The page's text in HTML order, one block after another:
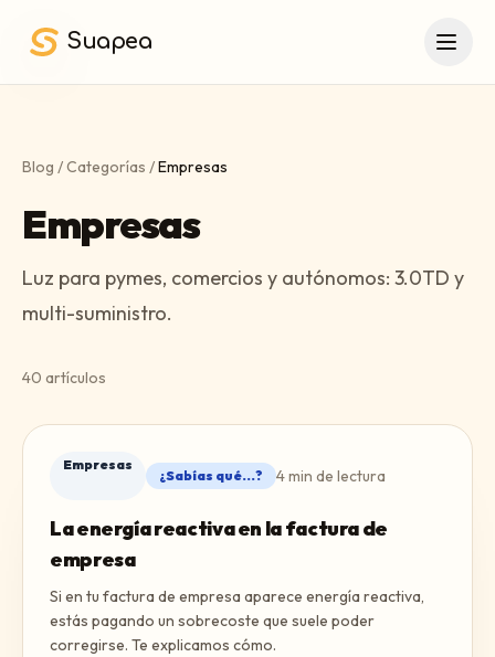
Suapea
Blog /Categorías /Empresas
Empresas
Luz para pymes, comercios y autónomos: 3.0TD y
multi-suministro.
40 artículos
Empresas
¿Sabías qué...? 4min de lectura
La energía reactiva en la factura de
empresa
Si en tu factura de empresa aparece energía reactiva,
estás pagando un sobrecoste que suele poder
corregirse. Te explicamos cómo.